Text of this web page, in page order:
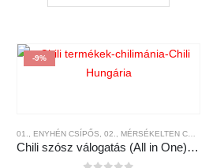
CHILI HUNGÁRIA,CHILI SZÓSZOK ÉS KRÉMEK
-9%
01., ENYHÉN CSÍPŐS ,02., MÉRSÉKELTEN CSÍPŐS
Chili szósz válogatás (All in One)10*100ml